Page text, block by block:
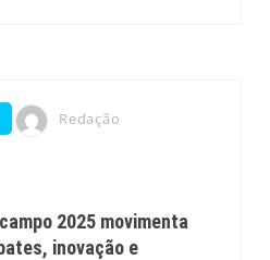
Redação
2025 movimenta
inovação e